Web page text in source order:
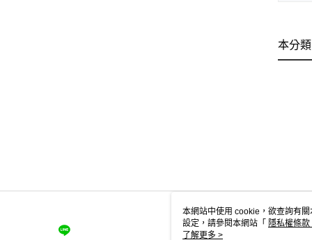
本分
本網站中使用 cookie，欲查詢有
設定，請參閱本網站「 隱私權條款
使用 cookie。
了解更多 >